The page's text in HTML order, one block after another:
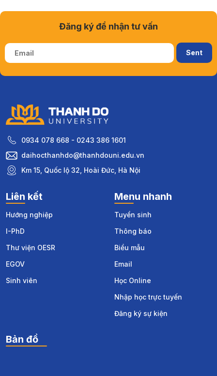
0934 078 668 - 0243 386 1601
daihocthanhdo@thanhdouni.edu.vn
Km 15, Quốc lộ 32, Hoài Đức, Hà Nội
Liên kết
Hướng nghiệp
I-PhD
Thư viện OESR
EGOV
Sinh viên
Menu nhanh
Tuyển sinh
Thông báo
Biểu mẫu
Email
Học Online
Nhập học trực tuyến
Đăng ký sự kiện
Bản đồ
Đăng ký để nhận tư vấn